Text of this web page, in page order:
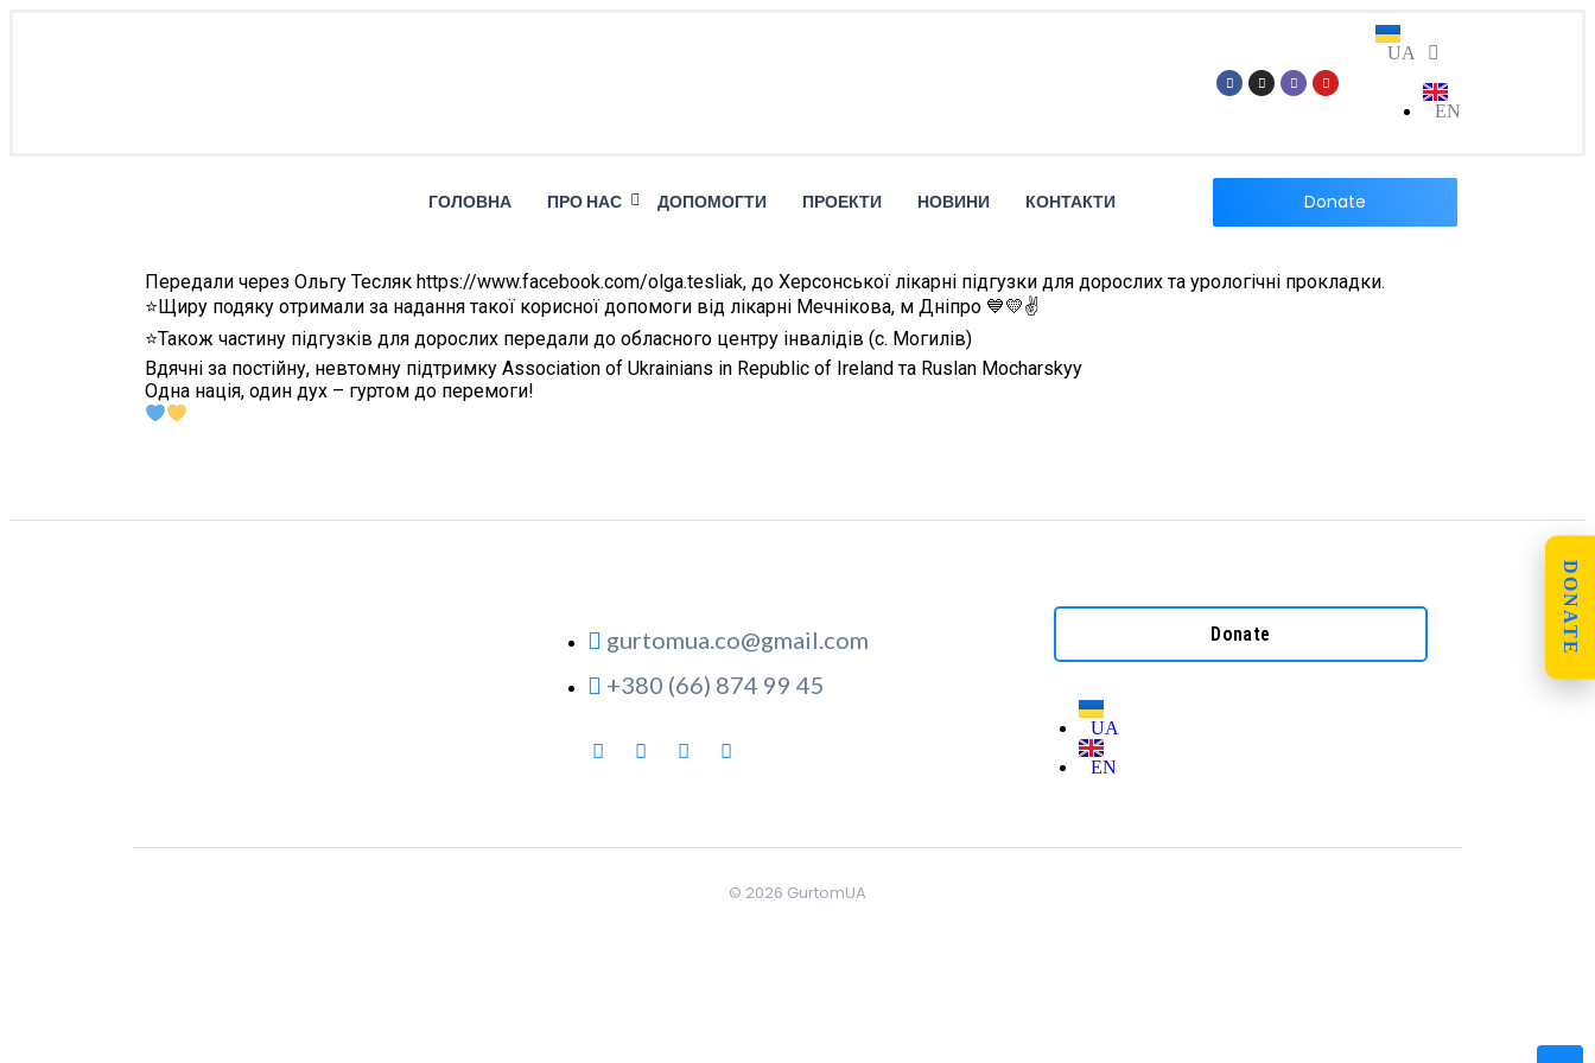
UA
EN
ГОЛОВНА ПРО НАС ДОПОМОГТИ ПРОЕКТИ НОВИНИ КОНТАКТИ Donate
Передали через Ольгу Тесляк https://www.facebook.com/olga.tesliak, до Херсонської лікарні підгузки для дорослих та урологічні прокладки.
⭐️Щиру подяку отримали за надання такої корисної допомоги від лікарні Мечнікова, м Дніпро 💙💛✌️
⭐️Також частину підгузків для дорослих передали до обласного центру інвалідів (с. Могилів)
Вдячні за постійну, невтомну підтримку Association of Ukrainians in Republic of Ireland та Ruslan Mocharskyy
Одна нація, один дух – гуртом до перемоги!
gurtomua.co@gmail.com
+380 (66) 874 99 45
Donate
UA
EN
© 2026 GurtomUA
DONATE